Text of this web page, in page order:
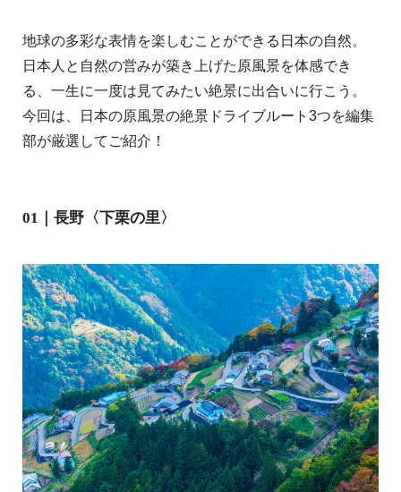
地球の多彩な表情を楽しむことができる日本の自然。
日本人と自然の営みが築き上げた原風景を体感でき
る、一生に一度は見てみたい絶景に出合いに行こう。
今回は、日本の原風景の絶景ドライブルート3つを編集
部が厳選してご紹介！
01｜長野〈下栗の里〉